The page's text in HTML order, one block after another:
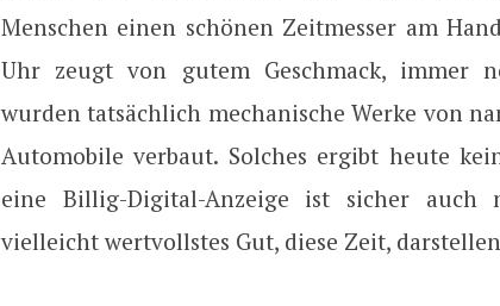
Menschen einen schönen Zeitmesser am
Uhr zeugt von gutem Geschmack, immer
wurden tatsächlich mechanische Werke von
Automobile verbaut. Solches ergibt heute
eine Billig-Digital-Anzeige ist sicher
vielleicht wertvollstes Gut, diese Zeit,